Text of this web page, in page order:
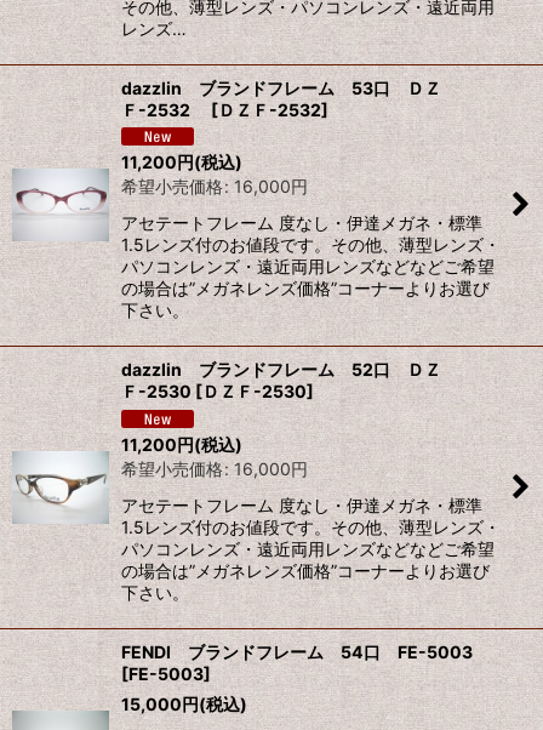
その他、薄型レンズ・パソコンレンズ・遠近両用
レンズ…
dazzlin ブランドフレーム 53口 ＤＺ
Ｆ-2532
[ＤＺＦ-2532]
11,200円(税込)
希望小売価格: 16,000円
アセテートフレーム 度なし・伊達メガネ・標準
1.5レンズ付のお値段です。その他、薄型レンズ・
パソコンレンズ・遠近両用レンズなどなどご希望
の場合は”メガネレンズ価格”コーナーよりお選び
下さい。
dazzlin ブランドフレーム 52口 ＤＺ
Ｆ-2530 [ＤＺＦ-2530]
11,200円(税込)
希望小売価格: 16,000円
アセテートフレーム 度なし・伊達メガネ・標準
1.5レンズ付のお値段です。その他、薄型レンズ・
パソコンレンズ・遠近両用レンズなどなどご希望
の場合は”メガネレンズ価格”コーナーよりお選び
下さい。
FENDI ブランドフレーム 54口 FE-5003
[FE-5003]
15,000円(税込)